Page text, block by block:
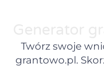
Twórz swoje
grantowo.pl.